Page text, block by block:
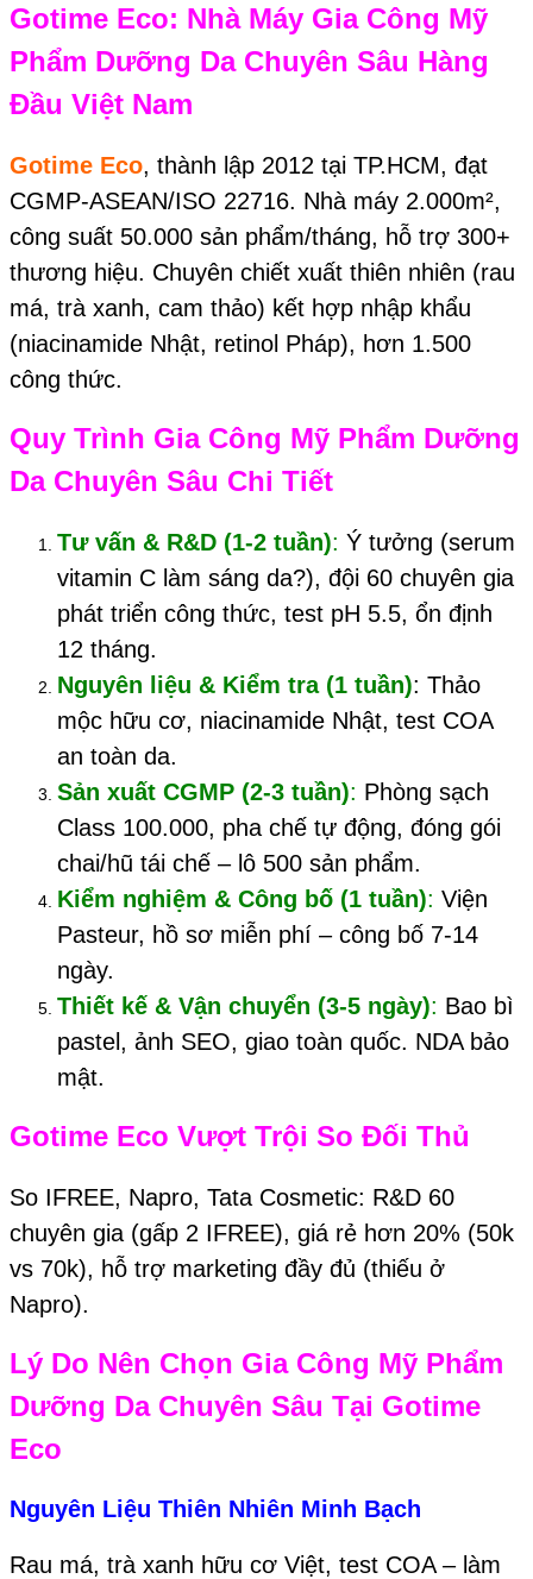
Gotime Eco: Nhà Máy Gia Công Mỹ
Phẩm Dưỡng Da Chuyên Sâu Hàng
Đầu Việt Nam
Gotime Eco, thành lập 2012 tại TP.HCM, đạt
CGMP-ASEAN/ISO 22716. Nhà máy 2.000m²,
công suất 50.000 sản phẩm/tháng, hỗ trợ 300+
thương hiệu. Chuyên chiết xuất thiên nhiên (rau
má, trà xanh, cam thảo) kết hợp nhập khẩu
(niacinamide Nhật, retinol Pháp), hơn 1.500
công thức.
Quy Trình Gia Công Mỹ Phẩm Dưỡng
Da Chuyên Sâu Chi Tiết
Tư vấn & R&D (1-2 tuần): Ý tưởng (serum
vitamin C làm sáng da?), đội 60 chuyên gia
phát triển công thức, test pH 5.5, ổn định
12 tháng.
Nguyên liệu & Kiểm tra (1 tuần): Thảo
mộc hữu cơ, niacinamide Nhật, test COA
an toàn da.
Sản xuất CGMP (2-3 tuần): Phòng sạch
Class 100.000, pha chế tự động, đóng gói
chai/hũ tái chế – lô 500 sản phẩm.
Kiểm nghiệm & Công bố (1 tuần): Viện
Pasteur, hồ sơ miễn phí – công bố 7-14
ngày.
Thiết kế & Vận chuyển (3-5 ngày): Bao bì
pastel, ảnh SEO, giao toàn quốc. NDA bảo
mật.
Gotime Eco Vượt Trội So Đối Thủ
So IFREE, Napro, Tata Cosmetic: R&D 60
chuyên gia (gấp 2 IFREE), giá rẻ hơn 20% (50k
vs 70k), hỗ trợ marketing đầy đủ (thiếu ở
Napro).
Lý Do Nên Chọn Gia Công Mỹ Phẩm
Dưỡng Da Chuyên Sâu Tại Gotime
Eco
Nguyên Liệu Thiên Nhiên Minh Bạch
Rau má, trà xanh hữu cơ Việt, test COA – làm